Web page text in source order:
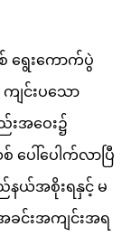
ရွေးကောက်ပွဲ
ျင်းပသော
အဝေး၌
ါ်ပေါက်လာပြီ
နယ်အစိုးရနှင့် မ
ခင်းအကျင်းအရ